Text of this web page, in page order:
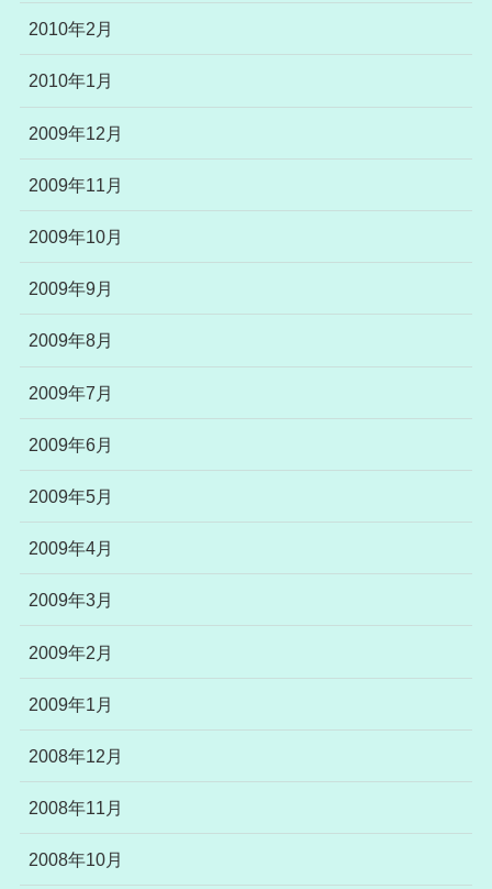
2010年2月
2010年1月
2009年12月
2009年11月
2009年10月
2009年9月
2009年8月
2009年7月
2009年6月
2009年5月
2009年4月
2009年3月
2009年2月
2009年1月
2008年12月
2008年11月
2008年10月